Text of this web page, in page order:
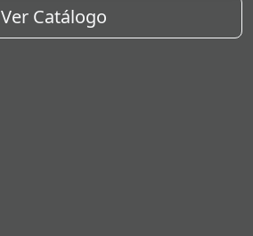
Ver Catálogo